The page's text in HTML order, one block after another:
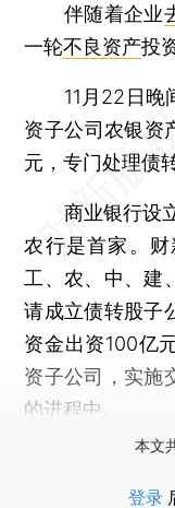
伴随着企业
一轮不良资产投
11月22日晚间
资子公司农银资
元，专门处理债
商业银行设立
农行是首家。
工、农、中、建
请成立债转股子
资金出资100亿
资子公司，实施
的进程中。
本文
登录